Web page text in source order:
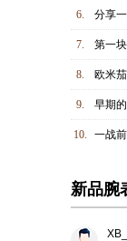
6. 分享
7. 第一
8. 欧米
9. 早期
10. 一战
新品腕